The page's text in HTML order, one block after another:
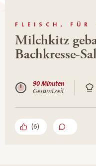
FLEISCH, FÜR
Milchkitz
Bachkresse-
90 Minuten
Gesamtzeit
(6)